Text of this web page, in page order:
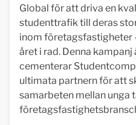
Global för att driva en
studenttrafik till deras
inom företagsfastigheter
året i rad. Denna
cementerar
ultimata partnern för att
samarbeten mellan unga